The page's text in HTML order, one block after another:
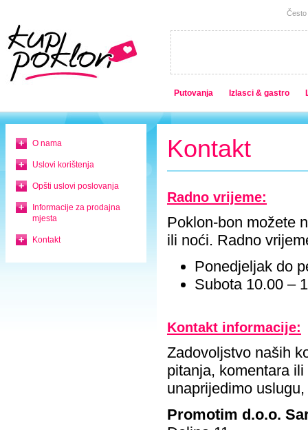
Često
Putovanja Izlasci & gastro
O nama
Uslovi korištenja
Opšti uslovi poslovanja
Informacije za prodajna
mjesta
Kontakt
Kontakt
Radno vrijeme:
Poklon-bon možete
ili noći. Radno
Ponedjeljak do
Subota 10.00 –
Kontakt informacije:
Zadovoljstvo naših
pitanja, komentara
unaprijedimo
Promotim d.o.o.